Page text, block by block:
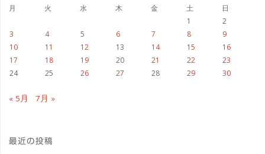
月
火 水 木 金 土
日
1
2
3
4 5 6 7 8
9
10
11 12 13 14 15
16
17
18 19 20 21 22
23
24
25 26 27 28 29 30
« 5月 7月 »
最近の投稿